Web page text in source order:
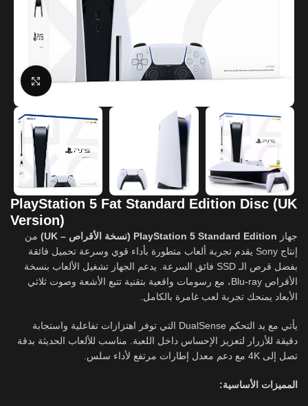
Click to enlarge
PlayStation 5 Fat Standard Edition Disc (UK
Version)
جهاز PlayStation 5 Standard Edition (نسخة الأقراص – UK)
من
إنتاجSony يقدم تجربة ألعاب متطورة بأداء قوي وسرعة تحميل فائقة
بفضل قرص الـ SSD فائق السرعة. يدعم الجهاز تشغيل الألعاب بنسخة
الأقراص Blu-ray، مع رسومات واقعية بتقنية تتبع الأشعة وصوت ثلاثي
الأبعاد يمنحك تجربة لعب غامرة بالكامل.
يأتي مع يد التحكم DualSense التي توفر اهتزازات تفاعلية واستجابة
دقيقة للأزرار لتعزيز الإحساس داخل اللعبة. مناسب للألعاب الحديثة بدقة
تصل إلى 4K مع دعم معدل إطارات مرتفع لأداء سلس.
المميزات الأساسية: